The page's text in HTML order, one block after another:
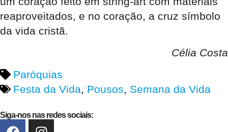
reaproveitados, e no coração, a cruz símbolo
da vida cristã.
Célia Costa
Paróquias
Festa da Vida, Pousos, Semana da Vida
Siga-nos nas redes sociais: